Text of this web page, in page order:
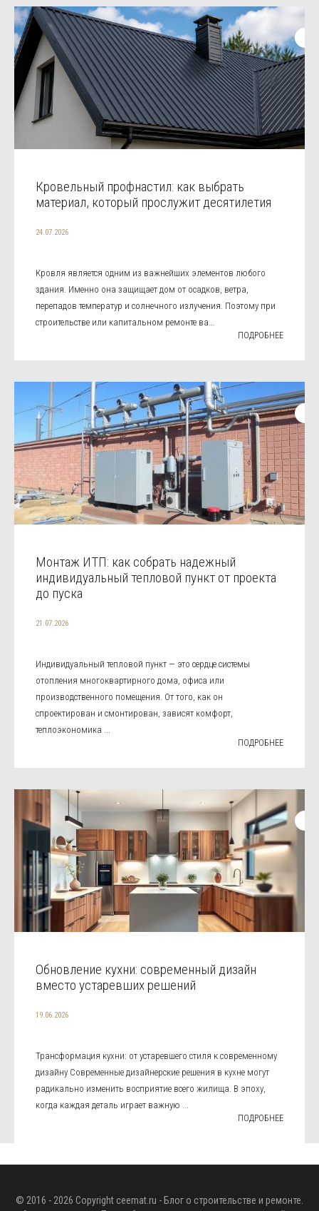
Кровельный профнастил: как выбрать
материал, который прослужит десятилетия
24.07.2026
Кровля является одним из важнейших элементов любого
здания. Именно она защищает дом от осадков, ветра,
перепадов температур и солнечного излучения. Поэтому при
строительстве или капитальном ремонте ва...
ПОДРОБНЕЕ
Монтаж ИТП: как собрать надежный
индивидуальный тепловой пункт от проекта
до пуска
21.07.2026
Индивидуальный тепловой пункт — это сердце системы
отопления многоквартирного дома, офиса или
производственного помещения. От того, как он
спроектирован и смонтирован, зависят комфорт,
теплоэкономика ...
ПОДРОБНЕЕ
Обновление кухни: современный дизайн
вместо устаревших решений
19.06.2026
Трансформация кухни: от устаревшего стиля к современному
дизайну Современные дизайнерские решения в кухне могут
радикально изменить восприятие всего жилища. В эпоху,
когда каждая деталь играет важную ...
ПОДРОБНЕЕ
© 2016 - 2026 Copyright ceemat.ru - Блог о строительстве и ремонте.